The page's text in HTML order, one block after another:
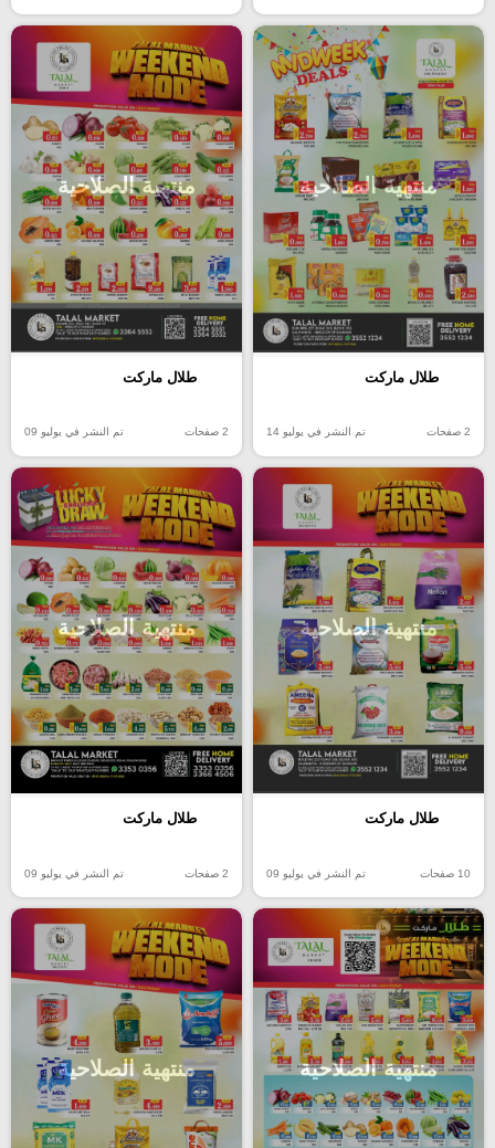
منتهية الصلاحية
طلال ماركت
2 صفحات تم النشر في يوليو 14
منتهية الصلاحية
طلال ماركت
2 صفحات تم النشر في يوليو 09
منتهية الصلاحية
طلال ماركت
10 صفحات تم النشر في يوليو 09
منتهية الصلاحية
طلال ماركت
2 صفحات تم النشر في يوليو 09
منتهية الصلاحية منتهية الصلاحية